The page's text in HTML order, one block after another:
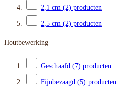
2,1 cm (2) producten
2,5 cm (2) producten
Houtbewerking
Geschaafd (7) producten
Fijnbezaagd (5) producten